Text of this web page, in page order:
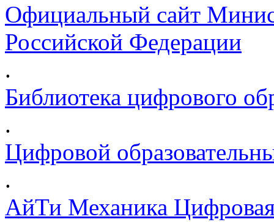
Официальный сайт
Российской Федерации
.
Библиотека цифрового
.
Цифровой
.
АйТи Механика